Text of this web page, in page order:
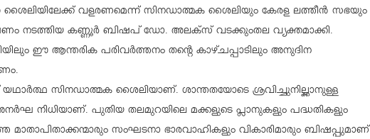
വളരണമെന്ന് സിനഡാത്മക ശൈലിയും കേരള ലത്തീന്‍ സഭയും
നടത്തിയ കണ്ണൂര്‍ ബിഷപ് ഡോ. അലക്സ് വടക്കുംതല വ്യക്തമാക്കി.
ഈ ആന്തരിക പരിവര്‍ത്തനം തന്റെ കാഴ്ചപ്പാടിലും അനുദിന
സിനഡാത്മക ശൈലിയാണ്. ശാന്തതയോടെ ശ്രവിച്ചുനില്ക്കാനുള്ള
നിധിയാണ്. പുതിയ തലമുറയിലെ മക്കളുടെ പ്ലാനുകളും പദ്ധതികളും
മാതാപിതാക്കന്മാരും സംഘടനാ ഭാരവാഹികളും വികാരിമാരും ബിഷപ്പുമാണ്